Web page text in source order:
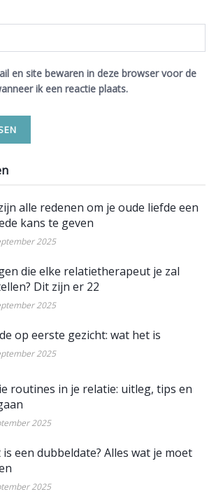
en site bewaren in deze browser voor de
ik een reactie plaats.
alle redenen om je oude liefde een
kans te geven
2025
die elke relatietherapeut je zal
Dit zijn er 22
2025
op eerste gezicht: wat het is
2025
routines in je relatie: uitleg, tips en
2025
is een dubbeldate? Alles wat je moet
2025